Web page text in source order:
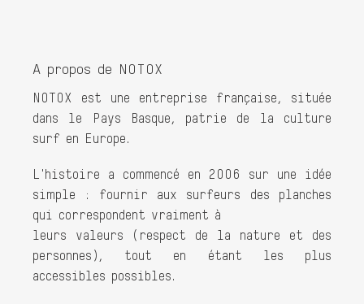
A propos de NOTOX
NOTOX est une entreprise française, située
dans le Pays Basque, patrie de la culture
surf en Europe.
L'histoire a commencé en 2006 sur une idée
simple : fournir aux surfeurs des planches
qui correspondent vraiment à
leurs valeurs (respect de la nature et des
personnes), tout en étant les plus
accessibles possibles.